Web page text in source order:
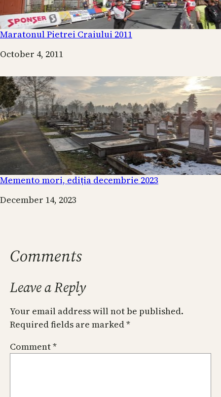
Maratonul Pietrei Craiului 2011
Date
October 4, 2011
Memento mori, ediția decembrie 2023
Date
December 14, 2023
Comments
Leave a Reply
Your email address will not be published.
Required fields are marked*
Comment*